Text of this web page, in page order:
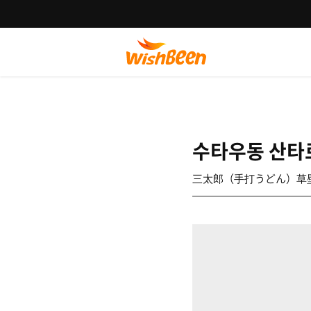
수타우동 산타
三太郎（手打うどん）草